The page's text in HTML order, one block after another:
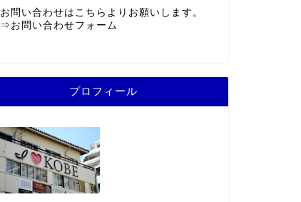
お問い合わせはこちらよりお願いします。
⇒ お問い合わせフォーム
プロフィール